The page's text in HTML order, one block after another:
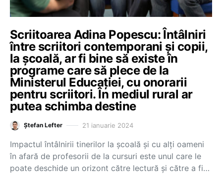
Scriitoarea Adina Popescu: Întâlniri
între scriitori contemporani și copii,
la școală, ar fi bine să existe în
programe care să plece de la
Ministerul Educației, cu onorarii
pentru scriitori. În mediul rural ar
putea schimba destine
Ștefan Lefter 21 ianuarie 2024
Impactul întâlnirii tinerilor la școală și cu alți oameni
în afară de profesorii de la cursuri este unul care le
poate deschide un orizont către lectură și către a fi…